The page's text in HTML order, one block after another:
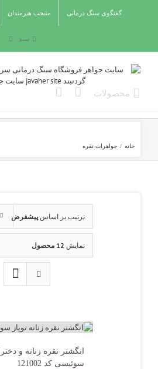
گفتگوی سنگ درمانی منتخب هنرمندان
سبد
خانه / جواهرات نقره
ترتیب بر اساسپیشفرض
نمایش 12 محصول
انگشتر نقره زنانه و
سوئیسی کد 121002